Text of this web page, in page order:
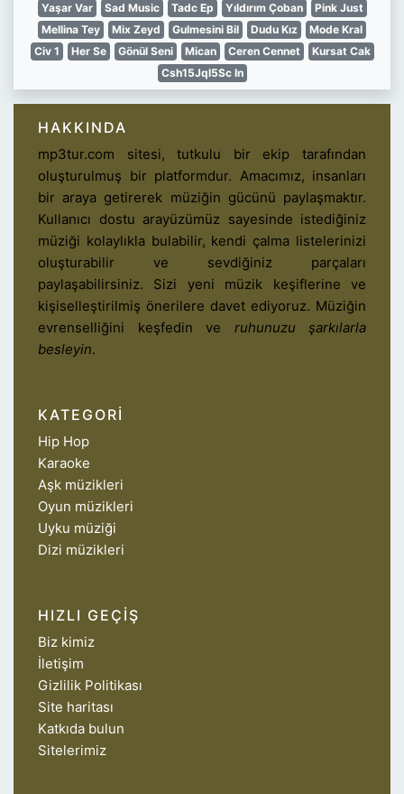
Yaşar Var
Sad Music Tadc Ep Yıldırım Çoban
Pink Just
Mellina Tey
Mix Zeyd Gulmesini Bil Dudu Kız
Mode Kral
Civ 1
Her Se Gönül Seni Mican Ceren Cennet
Kursat Cak
Csh15Jql5Sc In
HAKKINDA
mp3tur.com sitesi, tutkulu bir ekip tarafından
oluşturulmuş bir platformdur. Amacımız, insanları
bir araya getirerek müziğin gücünü paylaşmaktır.
Kullanıcı dostu arayüzümüz sayesinde istediğiniz
müziği kolaylıkla bulabilir, kendi çalma listelerinizi
oluşturabilir ve sevdiğiniz parçaları
paylaşabilirsiniz. Sizi yeni müzik keşiflerine ve
kişiselleştirilmiş önerilere davet ediyoruz. Müziğin
evrenselliğini keşfedin ve ruhunuzu şarkılarla
besleyin.
KATEGORI
Hip Hop
Karaoke
Aşk müzikleri
Oyun müzikleri
Uyku müziği
Dizi müzikleri
HIZLI GEÇIŞ
Biz kimiz
İletişim
Gizlilik Politikası
Site haritası
Katkıda bulun
Sitelerimiz